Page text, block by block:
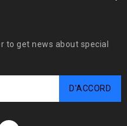
to get news about special